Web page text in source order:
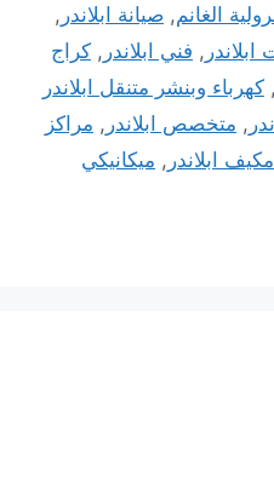
الغانم, صيانة ابلاندر ,
, فني ابلاندر , كراج
, كهرباء وبنشر متنقل ابلاندر
, متخصص ابلاندر , مراكز
مكيف ابلاندر , ميكانيكي